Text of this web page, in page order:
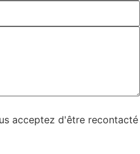
acceptez d'être recontacté